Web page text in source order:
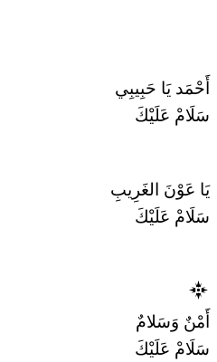
أَحْمَد يَا حَبِيبِي
سَلَامْ عَلَيْكَ
يَا عَوْنَ الغَرِيبِ
سَلَامْ عَلَيْكَ
أَمْنٌ وَسَلامٌ
سَلَامْ عَلَيْكَ